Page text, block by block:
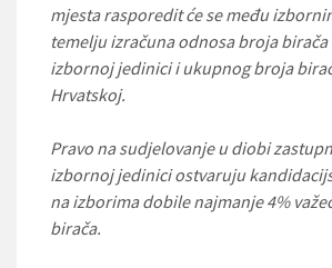
mjesta rasporedit će se među
temelju izračuna odnosa broja birača
izbornoj jedinici i ukupnog broja
Hrvatskoj.
Pravo na sudjelovanje u diobi
izbornoj jedinici ostvaruju
na izborima dobile najmanje 4%
birača.